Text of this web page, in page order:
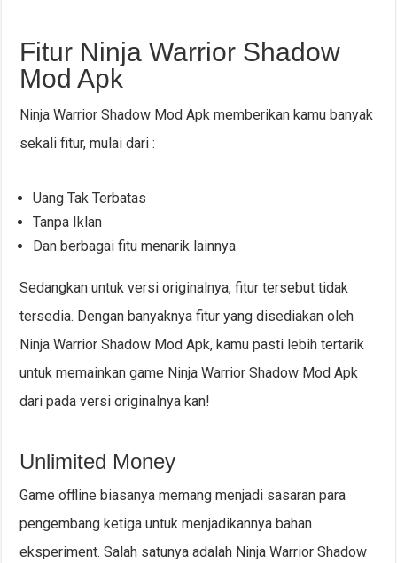
Fitur Ninja Warrior Shadow
Mod Apk
Ninja Warrior Shadow Mod Apk memberikan kamu banyak
sekali fitur, mulai dari :
Uang Tak Terbatas
Tanpa Iklan
Dan berbagai fitu menarik lainnya
Sedangkan untuk versi originalnya, fitur tersebut tidak
tersedia. Dengan banyaknya fitur yang disediakan oleh
Ninja Warrior Shadow Mod Apk, kamu pasti lebih tertarik
untuk memainkan game Ninja Warrior Shadow Mod Apk
dari pada versi originalnya kan!
Unlimited Money
Game offline biasanya memang menjadi sasaran para
pengembang ketiga untuk menjadikannya bahan
eksperiment. Salah satunya adalah Ninja Warrior Shadow